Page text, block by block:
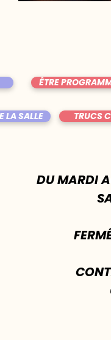
ÊTRE
LA SALLE TRUCS
DU MARDI